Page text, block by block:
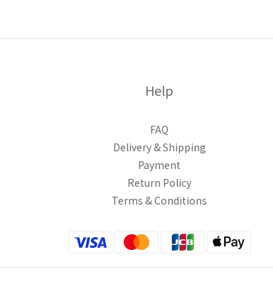
Help
FAQ
Delivery & Shipping
Payment
Return Policy
Terms & Conditions